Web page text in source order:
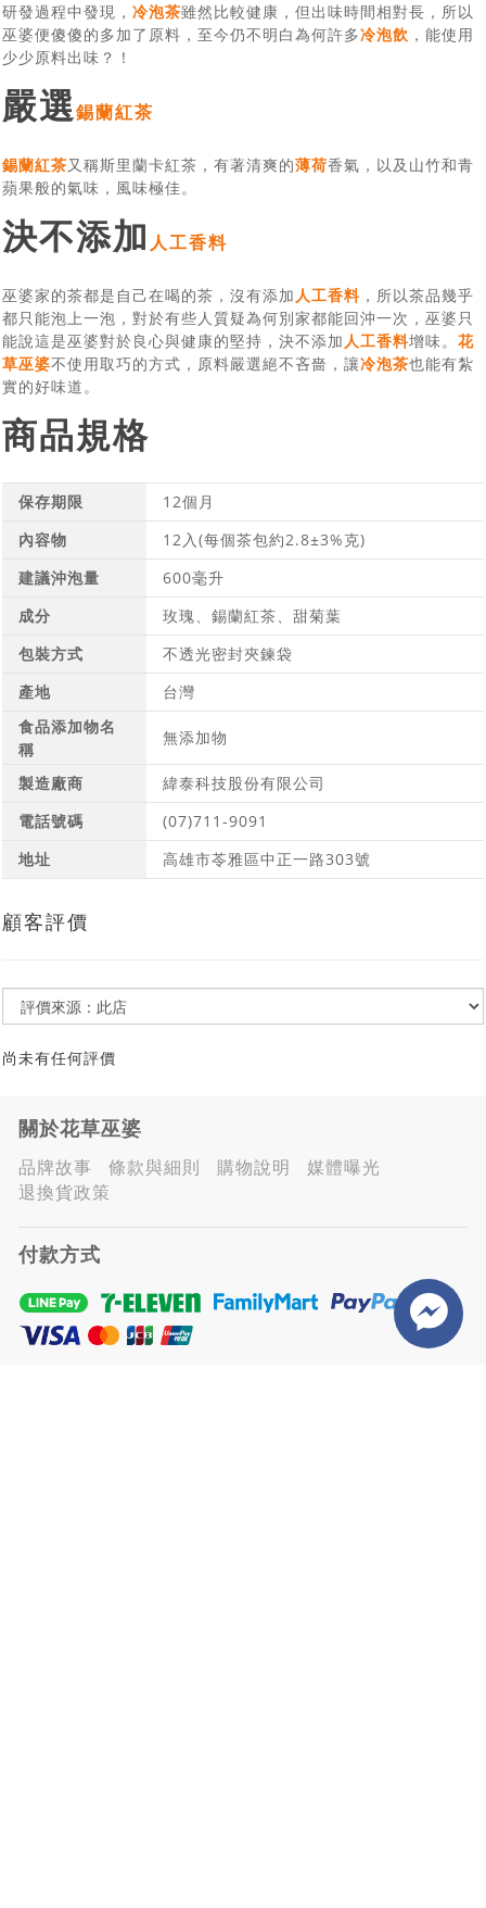
研發過程中發現， 冷泡茶雖然比較健康，但出味時間相對長，所以
巫婆便傻傻的多加了原料，至今仍不明白為何許多冷泡飲 ，能使用
少少原料出味？！
嚴選錫蘭紅茶
錫蘭紅茶又稱斯里蘭卡紅茶，有著清爽的薄荷香氣，以及山竹和青
蘋果般的氣味，風味極佳。
決不添加 人工香料
巫婆家的茶都是自己在喝的茶，沒有添加 人工香料 ，所以茶品幾乎
都只能泡上一泡，對於有些人質疑為何別家都能回沖一次，巫婆只
能說這是巫婆對於良心與健康的堅持，決不添加 人工香料增味。 花
草巫婆不使用取巧的方式，原料嚴選絕不吝嗇，讓冷泡茶也能有紮
實的好味道。
商品規格
保存期限
12個月
內容物
12入(每個茶包約2.8±3%克)
建議沖泡量
600毫升
成分
玫瑰、錫蘭紅茶、甜菊葉
包裝方式
不透光密封夾鍊袋
產地
台灣
食品添加物名
稱
無添加物
製造廠商
緯泰科技股份有限公司
電話號碼
(07)711-9091
地址
高雄市苓雅區中正一路303號
顧客評價
尚未有任何評價
關於花草巫婆
品牌故事 條款與細則 購物說明
媒體曝光
退換貨政策
付款方式